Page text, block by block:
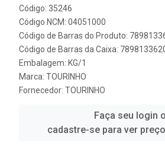
Código: 35246
Código NCM: 04051000
Código de Barras do Produto:
Código de Barras da Caixa:
Embalagem: KG/1
Marca: TOURINHO
Fornecedor: TOURINHO
Faça seu login
cadastre-se para ver